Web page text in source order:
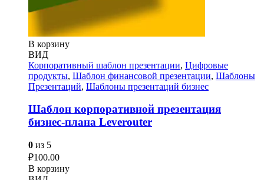
В корзину
ВИД
Корпоративный шаблон презентации, Цифровые
продукты, Шаблон финансовой презентации, Шаблоны
Презентаций, Шаблоны презентаций бизнес
Шаблон корпоративной презентация
бизнес-плана Leverouter
0 из 5
₽100.00
В корзину